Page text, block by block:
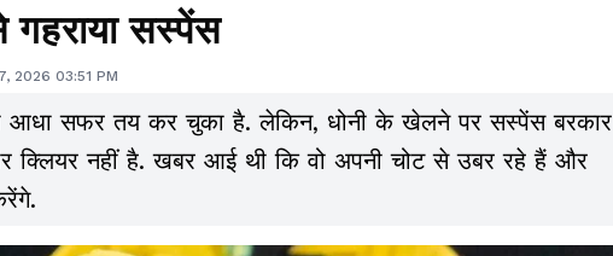
सस्पेंस
2026 03:51 PM
आधा सफर तय कर चुका है. लेकिन, धोनी के खेलने पर सस्पेंस बरकार
क्लियर नहीं है. खबर आई थी कि वो अपनी चोट से उबर रहे हैं और